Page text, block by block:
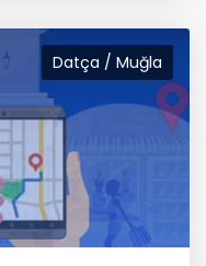
Datça / Muğla